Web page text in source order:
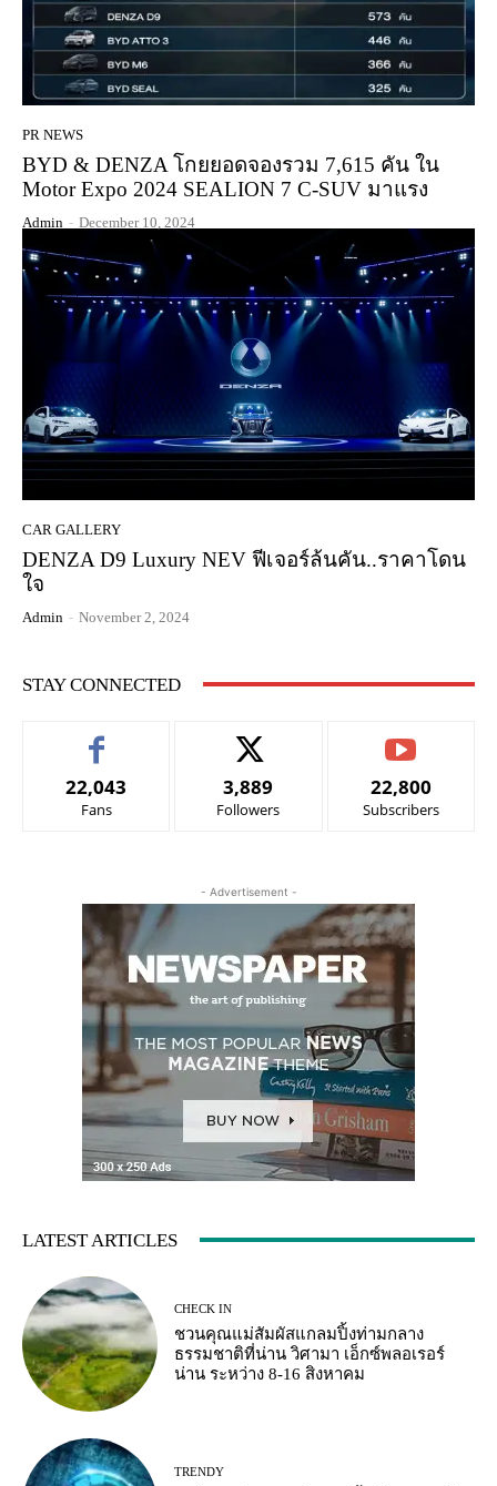
PR NEWS
BYD & DENZA โกยยอดจองรวม 7,615 คัน ใน
Motor Expo 2024 SEALION 7 C-SUV มาแรง
Admin - December 10, 2024
CAR GALLERY
DENZA D9 Luxury NEV ฟีเจอร์ล้นคัน..ราคาโดน
ใจ
Admin - November 2, 2024
STAY CONNECTED
22,043
Fans
3,889
Followers
22,800
Subscribers
- Advertisement -
LATEST ARTICLES
CHECK IN
ชวนคุณแม่สัมผัสแกลมปิ้งท่ามกลาง
ธรรมชาติที่น่าน วิศามา เอ็กซ์พลอเรอร์
น่าน ระหว่าง 8-16 สิงหาคม
TRENDY